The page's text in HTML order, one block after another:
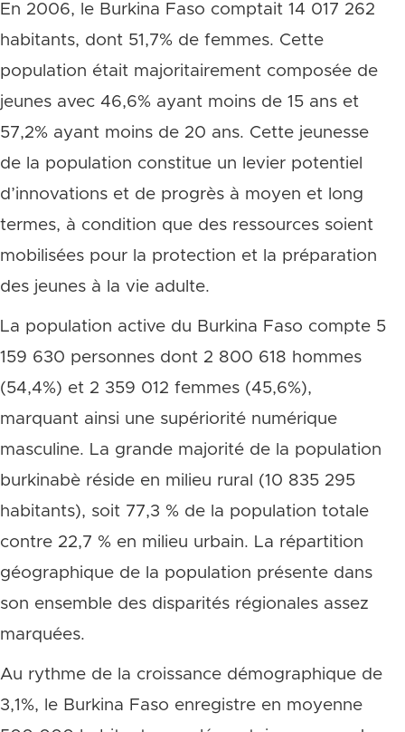
En 2006, le Burkina Faso comptait 14 017 262
habitants, dont 51,7% de femmes. Cette
population était majoritairement composée de
jeunes avec 46,6% ayant moins de 15 ans et
57,2% ayant moins de 20 ans. Cette jeunesse
de la population constitue un levier potentiel
d’innovations et de progrès à moyen et long
termes, à condition que des ressources soient
mobilisées pour la protection et la préparation
des jeunes à la vie adulte.
La population active du Burkina Faso compte 5
159 630 personnes dont 2 800 618 hommes
(54,4%) et 2 359 012 femmes (45,6%),
marquant ainsi une supériorité numérique
masculine. La grande majorité de la population
burkinabè réside en milieu rural (10 835 295
habitants), soit 77,3 % de la population totale
contre 22,7 % en milieu urbain. La répartition
géographique de la population présente dans
son ensemble des disparités régionales assez
marquées.
Au rythme de la croissance démographique de
3,1%, le Burkina Faso enregistre en moyenne